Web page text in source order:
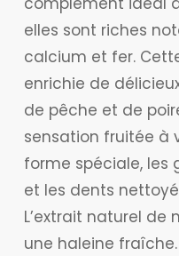
elles sont riches
calcium et fer.
enrichie de
de pêche et de
sensation fruitée à
forme spéciale, les
et les dents
L’extrait naturel
une haleine fraîche.